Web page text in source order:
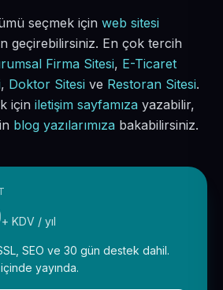
seçmek için web sitesi
geçirebilirsiniz. En çok tercih
Firma Sitesi, E-Ticaret
, Doktor Sitesi ve Restoran Sitesi.
için iletişim sayfamıza yazabilir,
blog yazılarımıza bakabilirsiniz.
+ KDV / yıl
SEO ve 30 gün destek dahil.
yayında.